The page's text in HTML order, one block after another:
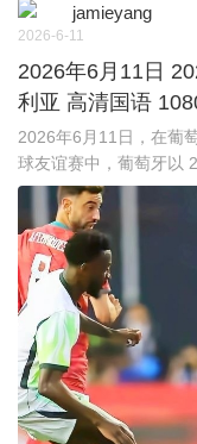
jamieyang
2026-6-11
2026年6月11日
利亚 高清国语
2026年6月11日，在葡
球友谊赛中，葡萄牙以